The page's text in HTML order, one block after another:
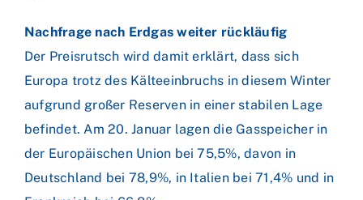
Nachfrage nach Erdgas weiter rückläufig
Der Preisrutsch wird damit erklärt, dass sich
Europa trotz des Kälteeinbruchs in diesem Winter
aufgrund großer Reserven in einer stabilen Lage
befindet. Am 20. Januar lagen die Gasspeicher in
der Europäischen Union bei 75,5%, davon in
Deutschland bei 78,9%, in Italien bei 71,4% und in